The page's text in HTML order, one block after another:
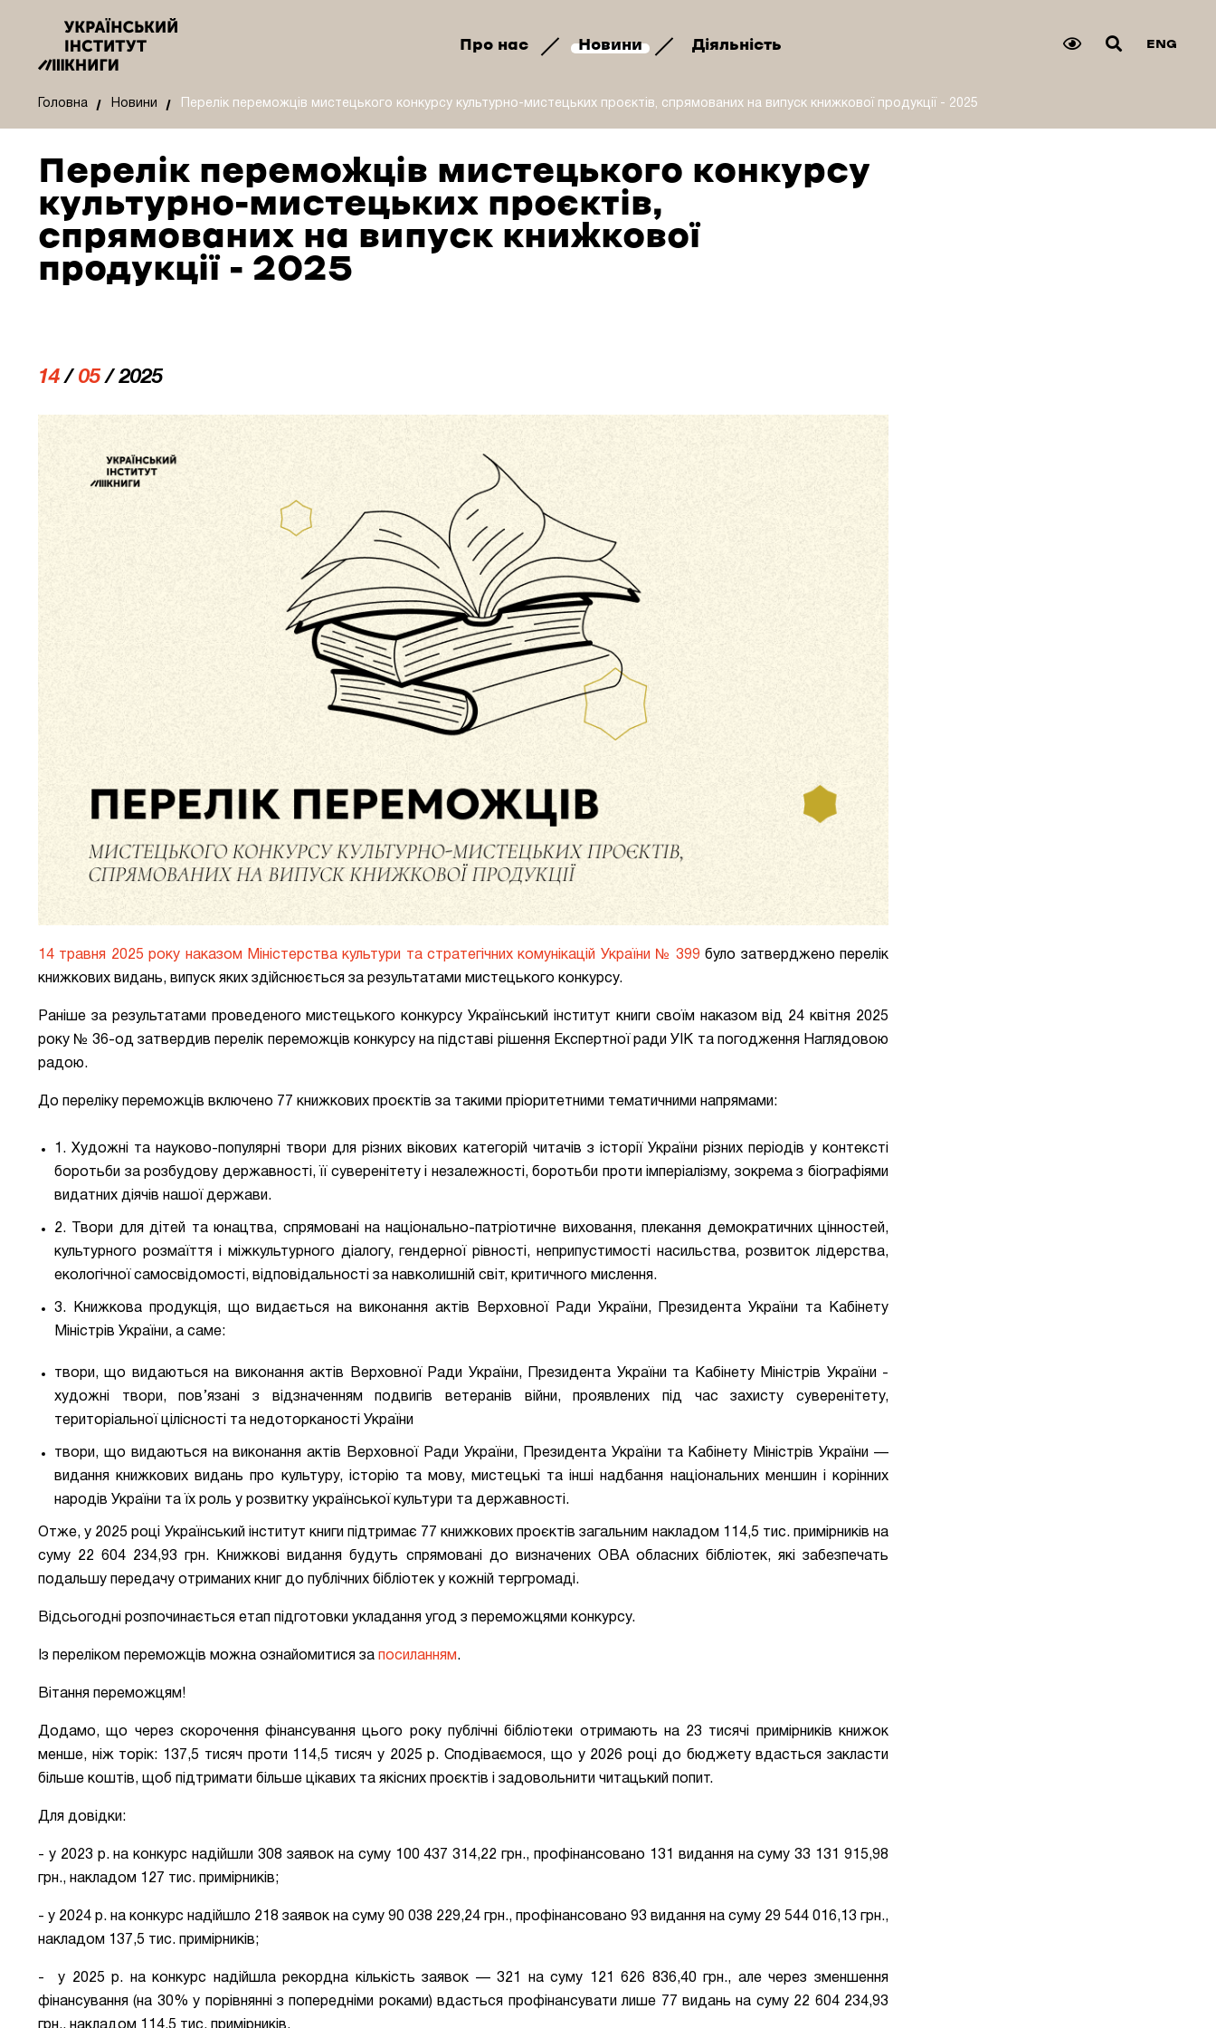
Про нас Новини Діяльність ENG
Головна Новини Перелік переможців мистецького конкурсу культурно-мистецьких проєктів, спрямованих на випуск книжкової продукції - 2025
Перелік переможців мистецького конкурсу
культурно-мистецьких проєктів,
спрямованих на випуск книжкової
продукції - 2025
14 / 05 / 2025
14 травня 2025 року наказом Міністерства культури та стратегічних комунікацій України № 399 було затверджено перелік
книжкових видань, випуск яких здійснюється за результатами мистецького конкурсу.
Раніше за результатами проведеного мистецького конкурсу Український інститут книги своїм наказом від 24 квітня 2025
року № 36-од затвердив перелік переможців конкурсу на підставі рішення Експертної ради УІК та погодження Наглядовою
радою.
До переліку переможців включено 77 книжкових проєктів за такими пріоритетними тематичними напрямами:
1. Художні та науково-популярні твори для різних вікових категорій читачів з історії України різних періодів у контексті
боротьби за розбудову державності, її суверенітету і незалежності, боротьби проти імперіалізму, зокрема з біографіями
видатних діячів нашої держави.
2. Твори для дітей та юнацтва, спрямовані на національно-патріотичне виховання, плекання демократичних цінностей,
культурного розмаїття і міжкультурного діалогу, гендерної рівності, неприпустимості насильства, розвиток лідерства,
екологічної самосвідомості, відповідальності за навколишній світ, критичного мислення.
3. Книжкова продукція, що видається на виконання актів Верховної Ради України, Президента України та Кабінету
Міністрів України, а саме:
твори, що видаються на виконання актів Верховної Ради України, Президента України та Кабінету Міністрів України -
художні твори, пов’язані з відзначенням подвигів ветеранів війни, проявлених під час захисту суверенітету,
територіальної цілісності та недоторканості України
твори, що видаються на виконання актів Верховної Ради України, Президента України та Кабінету Міністрів України —
видання книжкових видань про культуру, історію та мову, мистецькі та інші надбання національних меншин і корінних
народів України та їх роль у розвитку української культури та державності.
Отже, у 2025 році Український інститут книги підтримає 77 книжкових проєктів загальним накладом 114,5 тис. примірників на
суму 22 604 234,93 грн . Книжкові видання будуть спрямовані до визначених ОВА обласних бібліотек, які забезпечать
подальшу передачу отриманих книг до публічних бібліотек у кожній тергромаді.
Відсьогодні розпочинається етап підготовки укладання угод з переможцями конкурсу.
Із переліком переможців можна ознайомитися за посиланням .
Вітання переможцям!
Додамо, що через скорочення фінансування цього року публічні бібліотеки отримають на 23 тисячі примірників книжок
менше, ніж торік: 137,5 тисяч проти 114,5 тисяч у 2025 р. Сподіваємося, що у 2026 році до бюджету вдасться закласти
більше коштів, щоб підтримати більше цікавих та якісних проєктів і задовольнити читацький попит.
Для довідки:
- у 2023 р. на конкурс надійшли 308 заявок на суму 100 437 314,22 грн., профінансовано 131 видання на суму 33 131 915,98
грн., накладом 127 тис. примірників;
- у 2024 р. на конкурс надійшло 218 заявок на суму 90 038 229,24 грн., профінансовано 93 видання на суму 29 544 016,13 грн.,
накладом 137,5 тис. примірників;
- у 2025 р. на конкурс надійшла рекордна кількість заявок — 321 на суму 121 626 836,40 грн., але через зменшення
фінансування (на 30% у порівнянні з попередніми роками) вдасться профінансувати лише 77 видань на суму 22 604 234,93
грн., накладом 114,5 тис. примірників.